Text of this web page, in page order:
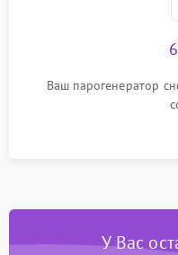
Ваш парогенератор
У Вас